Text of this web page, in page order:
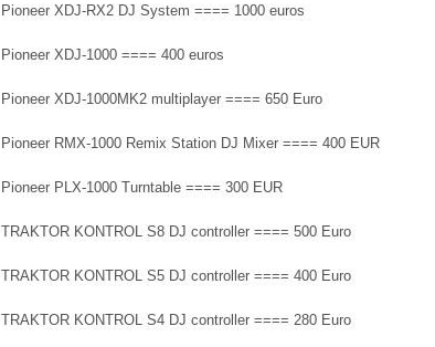
Pioneer XDJ-RX2 DJ System ==== 1000 euros
Pioneer XDJ-1000 ==== 400 euros
Pioneer XDJ-1000MK2 multiplayer ==== 650 Euro
Pioneer RMX-1000 Remix Station DJ Mixer ==== 400 EUR
Pioneer PLX-1000 Turntable ==== 300 EUR
TRAKTOR KONTROL S8 DJ controller ==== 500 Euro
TRAKTOR KONTROL S5 DJ controller ==== 400 Euro
TRAKTOR KONTROL S4 DJ controller ==== 280 Euro